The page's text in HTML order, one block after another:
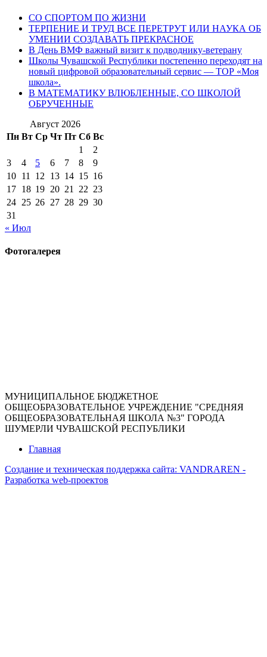
СО СПОРТОМ ПО ЖИЗНИ
ТЕРПЕНИЕ И ТРУД ВСЕ ПЕРЕТРУТ ИЛИ НАУКА ОБ
УМЕНИИ СОЗДАВАТЬ ПРЕКРАСНОЕ
В День ВМФ важный визит к подводнику-ветерану
Школы Чувашской Республики постепенно переходят на
новый цифровой образовательный сервис — ТОР «Моя
школа».
В МАТЕМАТИКУ ВЛЮБЛЕННЫЕ, СО ШКОЛОЙ
ОБРУЧЕННЫЕ
Август 2026
Пн Вт Ср Чт Пт Сб Вс
1
2
3
4 5 6 7 8
9
10 11 12 13 14 15 16
17 18 19 20 21 22 23
24 25 26 27 28 29 30
31
« Июл
Фотогалерея
МУНИЦИПАЛЬНОЕ БЮДЖЕТНОЕ
ОБЩЕОБРАЗОВАТЕЛЬНОЕ УЧРЕЖДЕНИЕ "СРЕДНЯЯ
ОБЩЕОБРАЗОВАТЕЛЬНАЯ ШКОЛА №3" ГОРОДА
ШУМЕРЛИ ЧУВАШСКОЙ РЕСПУБЛИКИ
Главная
Создание и техническая поддержка сайта: VANDRAREN -
Разработка web-проектов